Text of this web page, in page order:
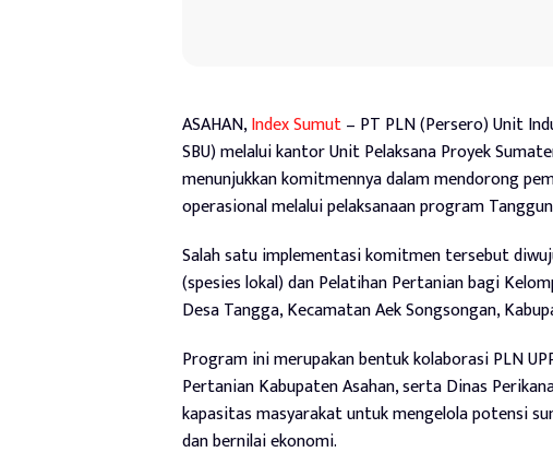
ASAHAN,Index Sumut– PT PLN (Persero) Unit
SBU) melalui kantor Unit Pelaksana Proyek
menunjukkan komitmennya dalam mendorong
operasional melalui pelaksanaan program
Salah satu implementasi komitmen tersebut
(spesies lokal) dan Pelatihan Pertanian bagi
Desa Tangga, Kecamatan Aek Songsongan,
Program ini merupakan bentuk kolaborasi PLN
Pertanian Kabupaten Asahan, serta Dinas
kapasitas masyarakat untuk mengelola potensi
dan bernilai ekonomi.